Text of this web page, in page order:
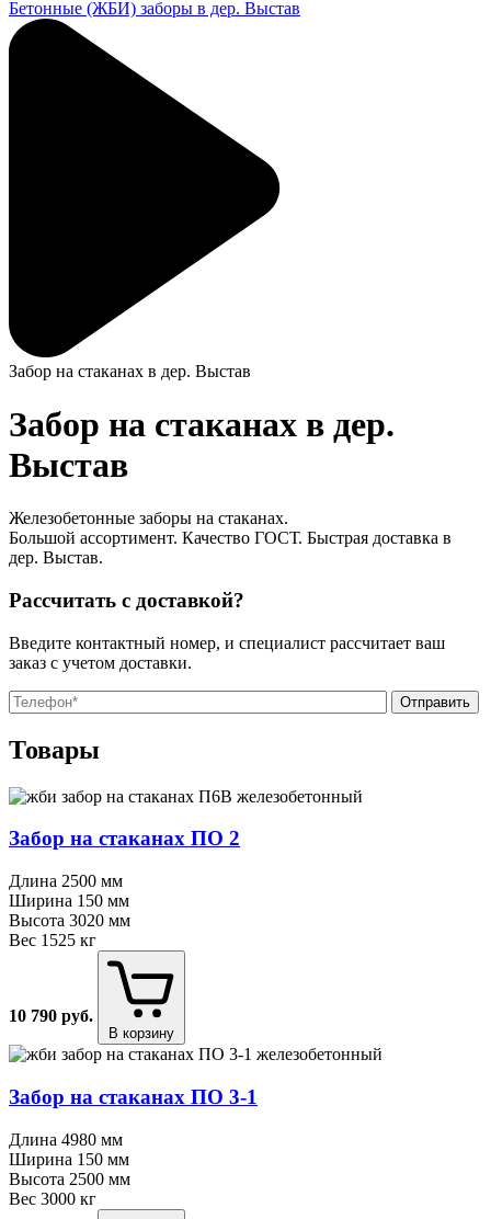
Бетонные (ЖБИ) заборы в дер. Выстав
Забор на стаканах в дер. Выстав
Забор на стаканах в дер.
Выстав
Железобетонные заборы на стаканах.
Большой ассортимент. Качество ГОСТ. Быстрая доставка в
дер. Выстав.
Рассчитать с доставкой?
Введите контактный номер, и специалист рассчитает ваш
заказ с учетом доставки.
Товары
Забор на стаканах ПО 2
Длина 2500 мм
Ширина 150 мм
Высота 3020 мм
Вес 1525 кг
10 790 руб.
В корзину
Забор на стаканах ПО 3⁠-⁠1
Длина 4980 мм
Ширина 150 мм
Высота 2500 мм
Вес 3000 кг